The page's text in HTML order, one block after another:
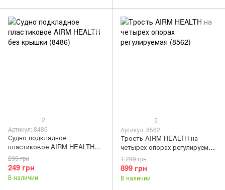
2
Артикул: 8486
Судно подкладное
пластиковое AIRM HEALTH
без крышки (8486)
249 грн
299 грн
В наличии
5
Артикул: 8562
Трость AIRM HEALTH на
четырех опорах регулируемая
(8562)
899 грн
1 299 грн
В наличии